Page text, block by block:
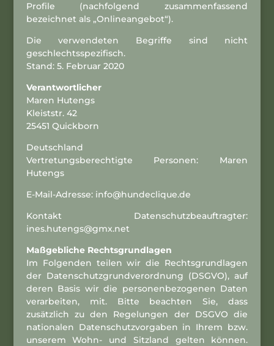
Profile (nachfolgend zusammenfassend
bezeichnet als „Onlineangebot“).
Die verwendeten Begriffe sind nicht
geschlechtsspezifisch.
Stand: 5. Februar 2020
Verantwortlicher
Maren Hutengs
Kleiststr. 42
25451 Quickborn
Deutschland
Vertretungsberechtigte Personen: Maren
Hutengs
E-Mail-Adresse: info@hundeclique.de
Kontakt Datenschutzbeauftragter:
ines.hutengs@gmx.net
Maßgebliche Rechtsgrundlagen
Im Folgenden teilen wir die Rechtsgrundlagen
der Datenschutzgrundverordnung (DSGVO), auf
deren Basis wir die personenbezogenen Daten
verarbeiten, mit. Bitte beachten Sie, dass
zusätzlich zu den Regelungen der DSGVO die
nationalen Datenschutzvorgaben in Ihrem bzw.
unserem Wohn- und Sitzland gelten können.